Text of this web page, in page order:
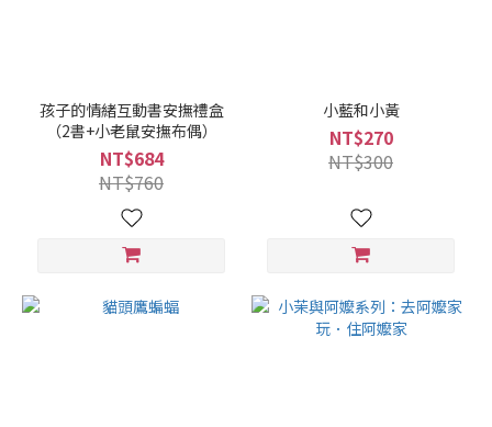
孩子的情緒互動書安撫禮盒
（2書+小老鼠安撫布偶）
NT$684
NT$760
小藍和小黃
NT$270
NT$300